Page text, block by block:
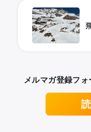
メルマガ登録フォ